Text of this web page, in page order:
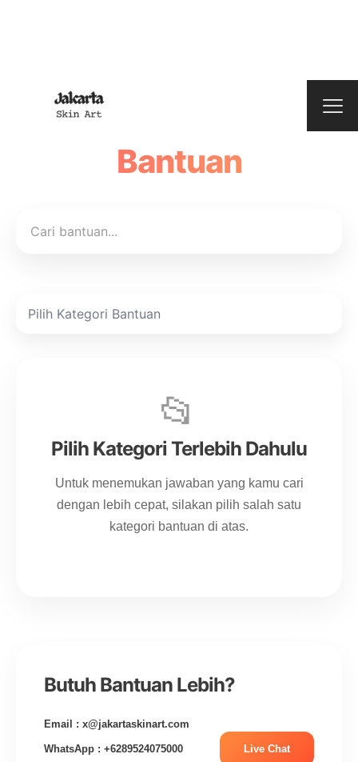
Bantuan
📂
Pilih Kategori Terlebih Dahulu
Untuk menemukan jawaban yang kamu cari
dengan lebih cepat, silakan pilih salah satu
kategori bantuan di atas.
Butuh Bantuan Lebih?
Email : x@jakartaskinart.com
WhatsApp : +6289524075000 Live Chat